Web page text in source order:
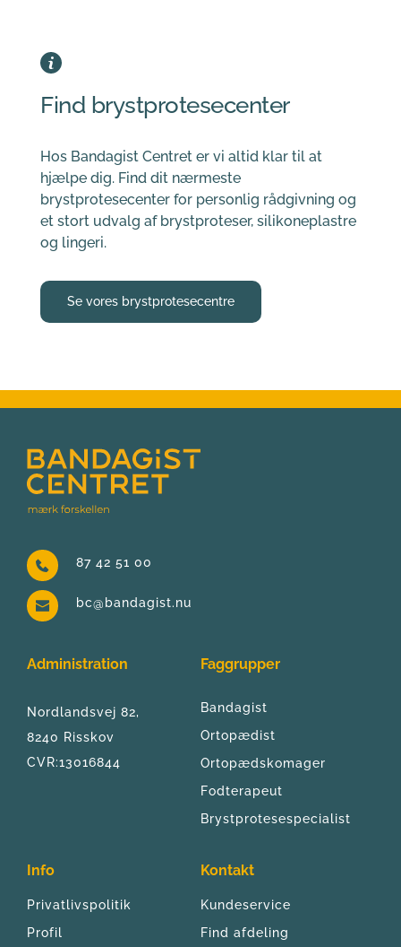
Find brystprotesecenter
Hos Bandagist Centret er vi altid klar til at
hjælpe dig. Find dit nærmeste
brystprotesecenter for personlig rådgivning og
et stort udvalg af brystproteser, silikoneplastre
og lingeri.
Se vores brystprotesecentre
87 42 51 00
bc@bandagist.nu
Administration
Nordlandsvej 82,
8240 Risskov
CVR:13016844
Faggrupper
Bandagist
Ortopædist
Ortopædskomager
Fodterapeut
Brystprotesespecialist
Info
Privatlivspolitik
Profil
Kontakt
Kundeservice
Find afdeling